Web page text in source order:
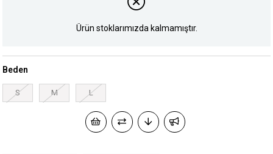
Ürün stoklarımızda kalmamıştır.
Beden
S M L